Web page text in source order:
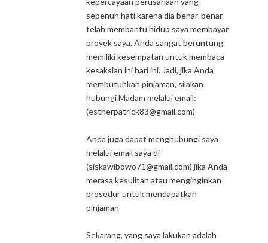
sepenuh hati karena dia benar-benar
telah membantu hidup saya membayar
proyek saya. Anda sangat beruntung
memiliki kesempatan untuk membaca
kesaksian ini hari ini. Jadi, jika Anda
membutuhkan pinjaman, silakan
hubungi Madam melalui email:
(estherpatrick83@gmail.com)
Anda juga dapat menghubungi saya
melalui email saya di
(siskawibowo71@gmail.com) jika Anda
merasa kesulitan atau menginginkan
prosedur untuk mendapatkan
pinjaman
Sekarang, yang saya lakukan adalah